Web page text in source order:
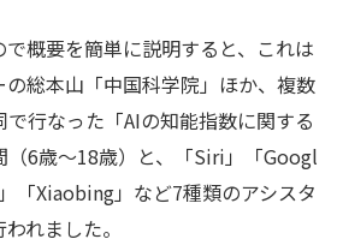
概要を簡単に説明すると、これは
総本山「中国科学院」ほか、複数
行なった「AIの知能指数に関する
（6歳〜18歳）と、「Siri」「Googl
「Xiaobing」など7種類のアシスタ
れました。